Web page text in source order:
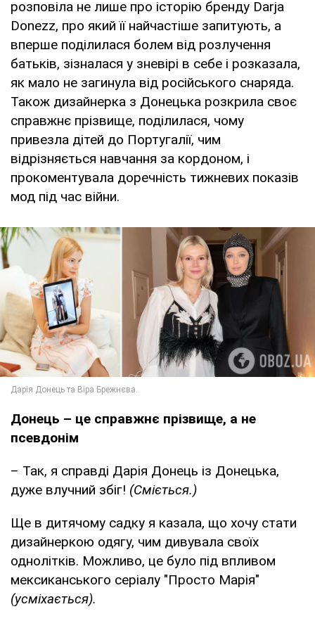
розповіла не лише про історію бренду Darja
Donezz, про який її найчастіше запитують, а
вперше поділилася болем від розлучення
батьків, зізналася у зневірі в себе і розказала,
як мало не загинула від російського снаряда.
Також дизайнерка з Донецька розкрила своє
справжнє прізвище, поділилася, чому
привезла дітей до Португалії, чим
відрізняється навчання за кордоном, і
прокоментувала доречність тижневих показів
мод під час війни.
Донець – це справжнє прізвище, а не
псевдонім
– Так, я справді Дарія Донець із Донецька,
дуже влучний збіг! (Сміється.)
Ще в дитячому садку я казала, що хочу стати
дизайнеркою одягу, чим дивувала своїх
однолітків. Можливо, це було під впливом
мексиканського серіалу "Просто Марія"
(усміхається).